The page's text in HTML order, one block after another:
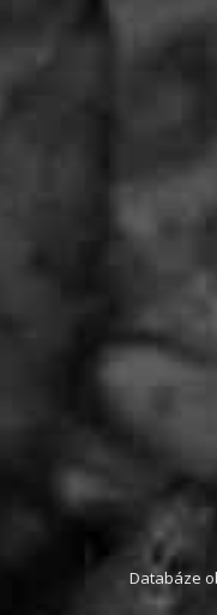
Databáze